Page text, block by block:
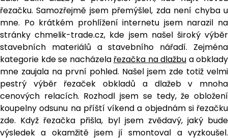
řezačku. Samozřejmě jsem přemýšlel, zda není chyba u
mne. Po krátkém prohlížení internetu jsem narazil na
stránky chmelik-trade.cz, kde jsem našel široký výběr
stavebních materiálů a stavebního nářadí. Zejména
kategorie kde se nacházela řezačka na dlažbu a obklady
mne zaujala na první pohled. Našel jsem zde totiž velmi
pestrý výběr řezaček obkladů a dlažeb v mnoha
cenových relacích. Rozhodl jsem se tedy, že obložení
koupelny odsunu na příští víkend a objednám si řezačku
zde. Když řezačka přišla, byl jsem zvědavý, jaký bude
výsledek a okamžitě jsem jí smontoval a vyzkoušel.